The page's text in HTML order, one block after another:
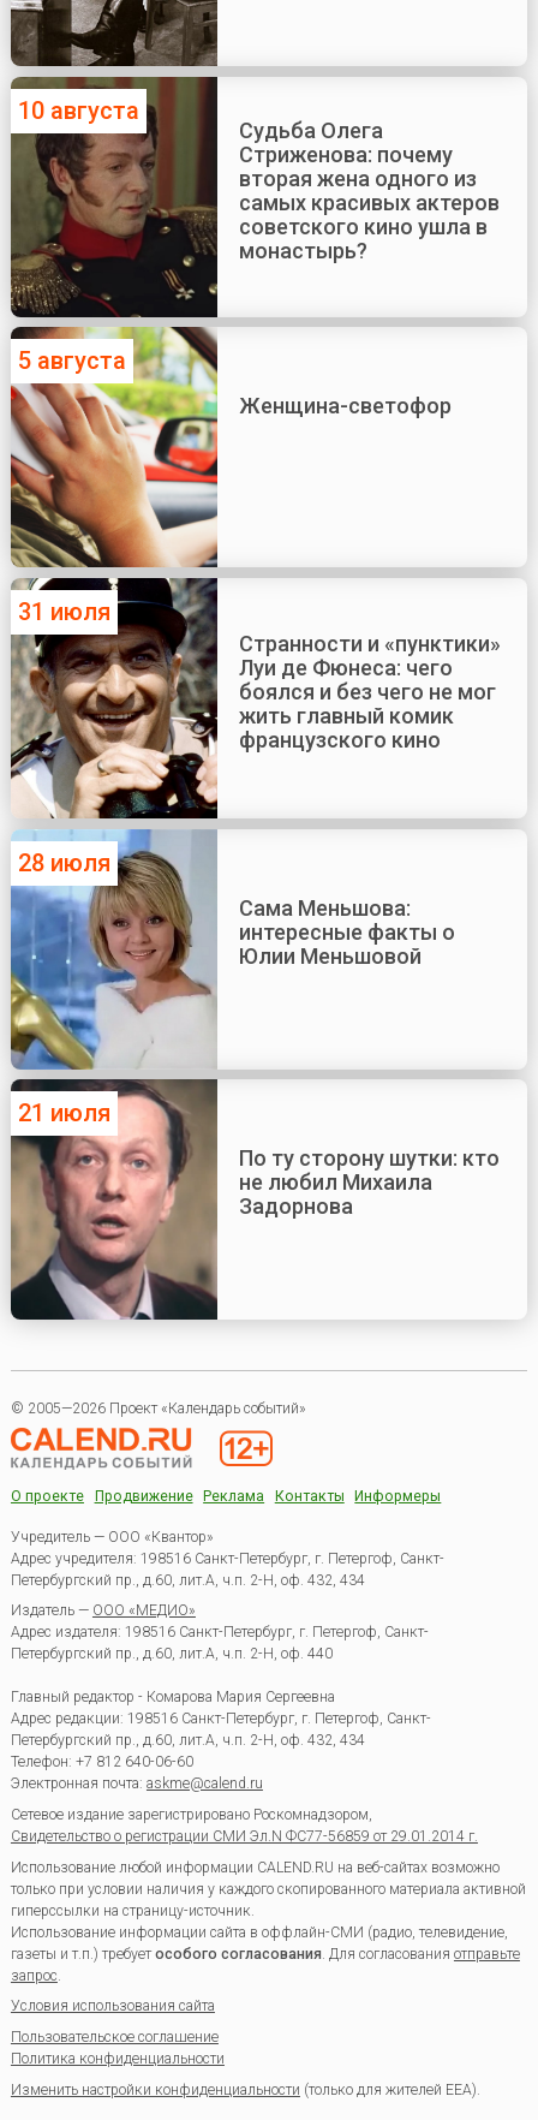
10 августа
Судьба Олега
Стриженова: почему
вторая жена одного из
самых красивых актеров
советского кино ушла в
монастырь?
5 августа
Женщина-светофор
31 июля
Странности и «пунктики»
Луи де Фюнеса: чего
боялся и без чего не мог
жить главный комик
французского кино
28 июля
Сама Меньшова:
интересные факты о
Юлии Меньшовой
21 июля
По ту сторону шутки: кто
не любил Михаила
Задорнова
© 2005—2026 Проект «Календарь событий»
О проекте Продвижение Реклама Контакты Информеры
Учредитель — ООО «Квантор»
Адрес учредителя: 198516 Санкт-Петербург, г. Петергоф, Санкт-
Петербургский пр., д.60, лит.А, ч.п. 2-Н, оф. 432, 434
Издатель — ООО «МЕДИО»
Адрес издателя: 198516 Санкт-Петербург, г. Петергоф, Санкт-
Петербургский пр., д.60, лит.А, ч.п. 2-Н, оф. 440
Главный редактор - Комарова Мария Сергеевна
Адрес редакции: 198516 Санкт-Петербург, г. Петергоф, Санкт-
Петербургский пр., д.60, лит.А, ч.п. 2-Н, оф. 432, 434
Телефон: +7 812 640-06-60
Электронная почта: askme@calend.ru
Сетевое издание зарегистрировано Роскомнадзором,
Свидетельство о регистрации СМИ Эл.N ФС77-56859 от 29.01.2014 г.
Использование любой информации CALEND.RU на веб-сайтах возможно
только при условии наличия у каждого скопированного материала активной
гиперссылки на страницу-источник.
Использование информации сайта в оффлайн-СМИ (радио, телевидение,
газеты и т.п.) требуетособого согласования . Для согласования отправьте
запрос
Условия использования сайта
Пользовательское соглашение
Политика конфиденциальности
Изменить настройки конфиденциальности (только для жителей EEA).